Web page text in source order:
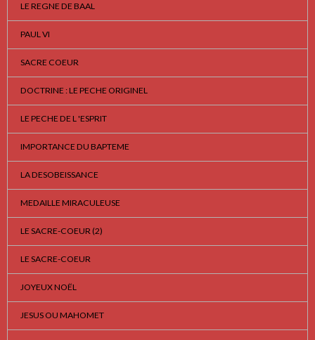
LE REGNE DE BAAL
PAUL VI
SACRE COEUR
DOCTRINE : LE PECHE ORIGINEL
LE PECHE DE L 'ESPRIT
IMPORTANCE DU BAPTEME
LA DESOBEISSANCE
MEDAILLE MIRACULEUSE
LE SACRE-COEUR (2)
LE SACRE-COEUR
JOYEUX NOËL
JESUS OU MAHOMET